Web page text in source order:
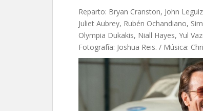
Reparto: Bryan Cranston, John
Juliet Aubrey, Rubén Ochandiano,
Olympia Dukakis, Niall Hayes, Yul
Fotografía: Joshua Reis. / Música: